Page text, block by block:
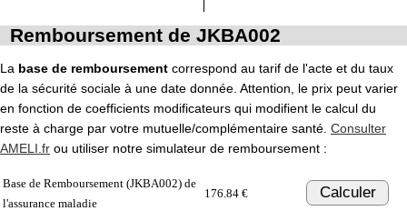
Remboursement de JKBA002
La base de remboursement correspond au tarif de l'acte et du taux
de la sécurité sociale à une date donnée. Attention, le prix peut varier
en fonction de coefficients modificateurs qui modifient le calcul du
reste à charge par votre mutuelle/complémentaire santé. Consulter
AMELI.fr ou utiliser notre simulateur de remboursement :
Base de Remboursement (JKBA002) de
l'assurance maladie
176.84 € Calculer